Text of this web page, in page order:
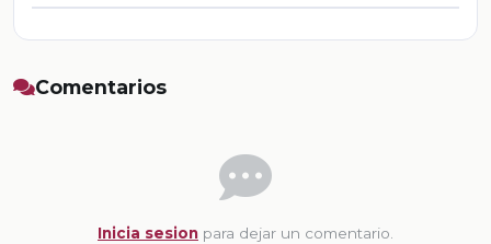
Comentarios
Inicia sesion para dejar un comentario.